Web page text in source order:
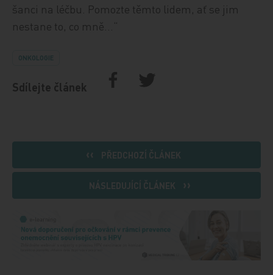
šanci na léčbu. Pomozte těmto lidem, ať se jim
nestane to, co mně…“
ONKOLOGIE
Sdílejte článek
PŘEDCHOZÍ ČLÁNEK
NÁSLEDUJÍCÍ ČLÁNEK